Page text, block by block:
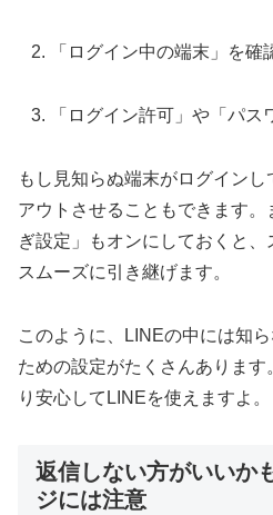
「ログイン中の端末」を確
「ログイン許可」や「パ
もし見知らぬ端末がログイン
アウトさせることもできます
ぎ設定」もオンにしておくと
スムーズに引き継げます。
このように、LINEの中には知
ための設定がたくさんあります
り安心してLINEを使えますよ。
返信しない方がいいか
ジには注意